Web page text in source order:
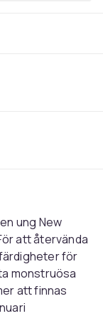
ung New
att återvända
för
monstruösa
att finnas